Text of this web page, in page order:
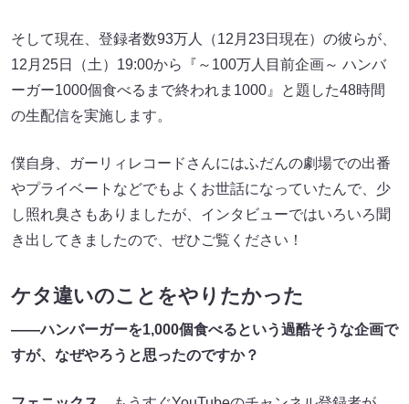
そして現在、登録者数93万人（12月23日現在）の彼らが、
12月25日（土）19:00から『～100万人目前企画～ ハンバ
ーガー1000個食べるまで終われま1000』と題した48時間
の生配信を実施します。
僕自身、ガーリィレコードさんにはふだんの劇場での出番
やプライベートなどでもよくお世話になっていたんで、少
し照れ臭さもありましたが、インタビューではいろいろ聞
き出してきましたので、ぜひご覧ください！
ケタ違いのことをやりたかった
――ハンバーガーを1,000個食べるという過酷そうな企画で
すが、なぜやろうと思ったのですか？